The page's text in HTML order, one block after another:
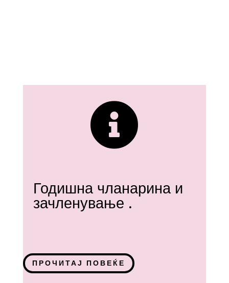

Годишна чланарина и
зачленување .
ПРОЧИТАЈ ПОВЕЌЕ